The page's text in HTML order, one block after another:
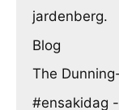
jardenberg.
Blog
The
#ensakidag